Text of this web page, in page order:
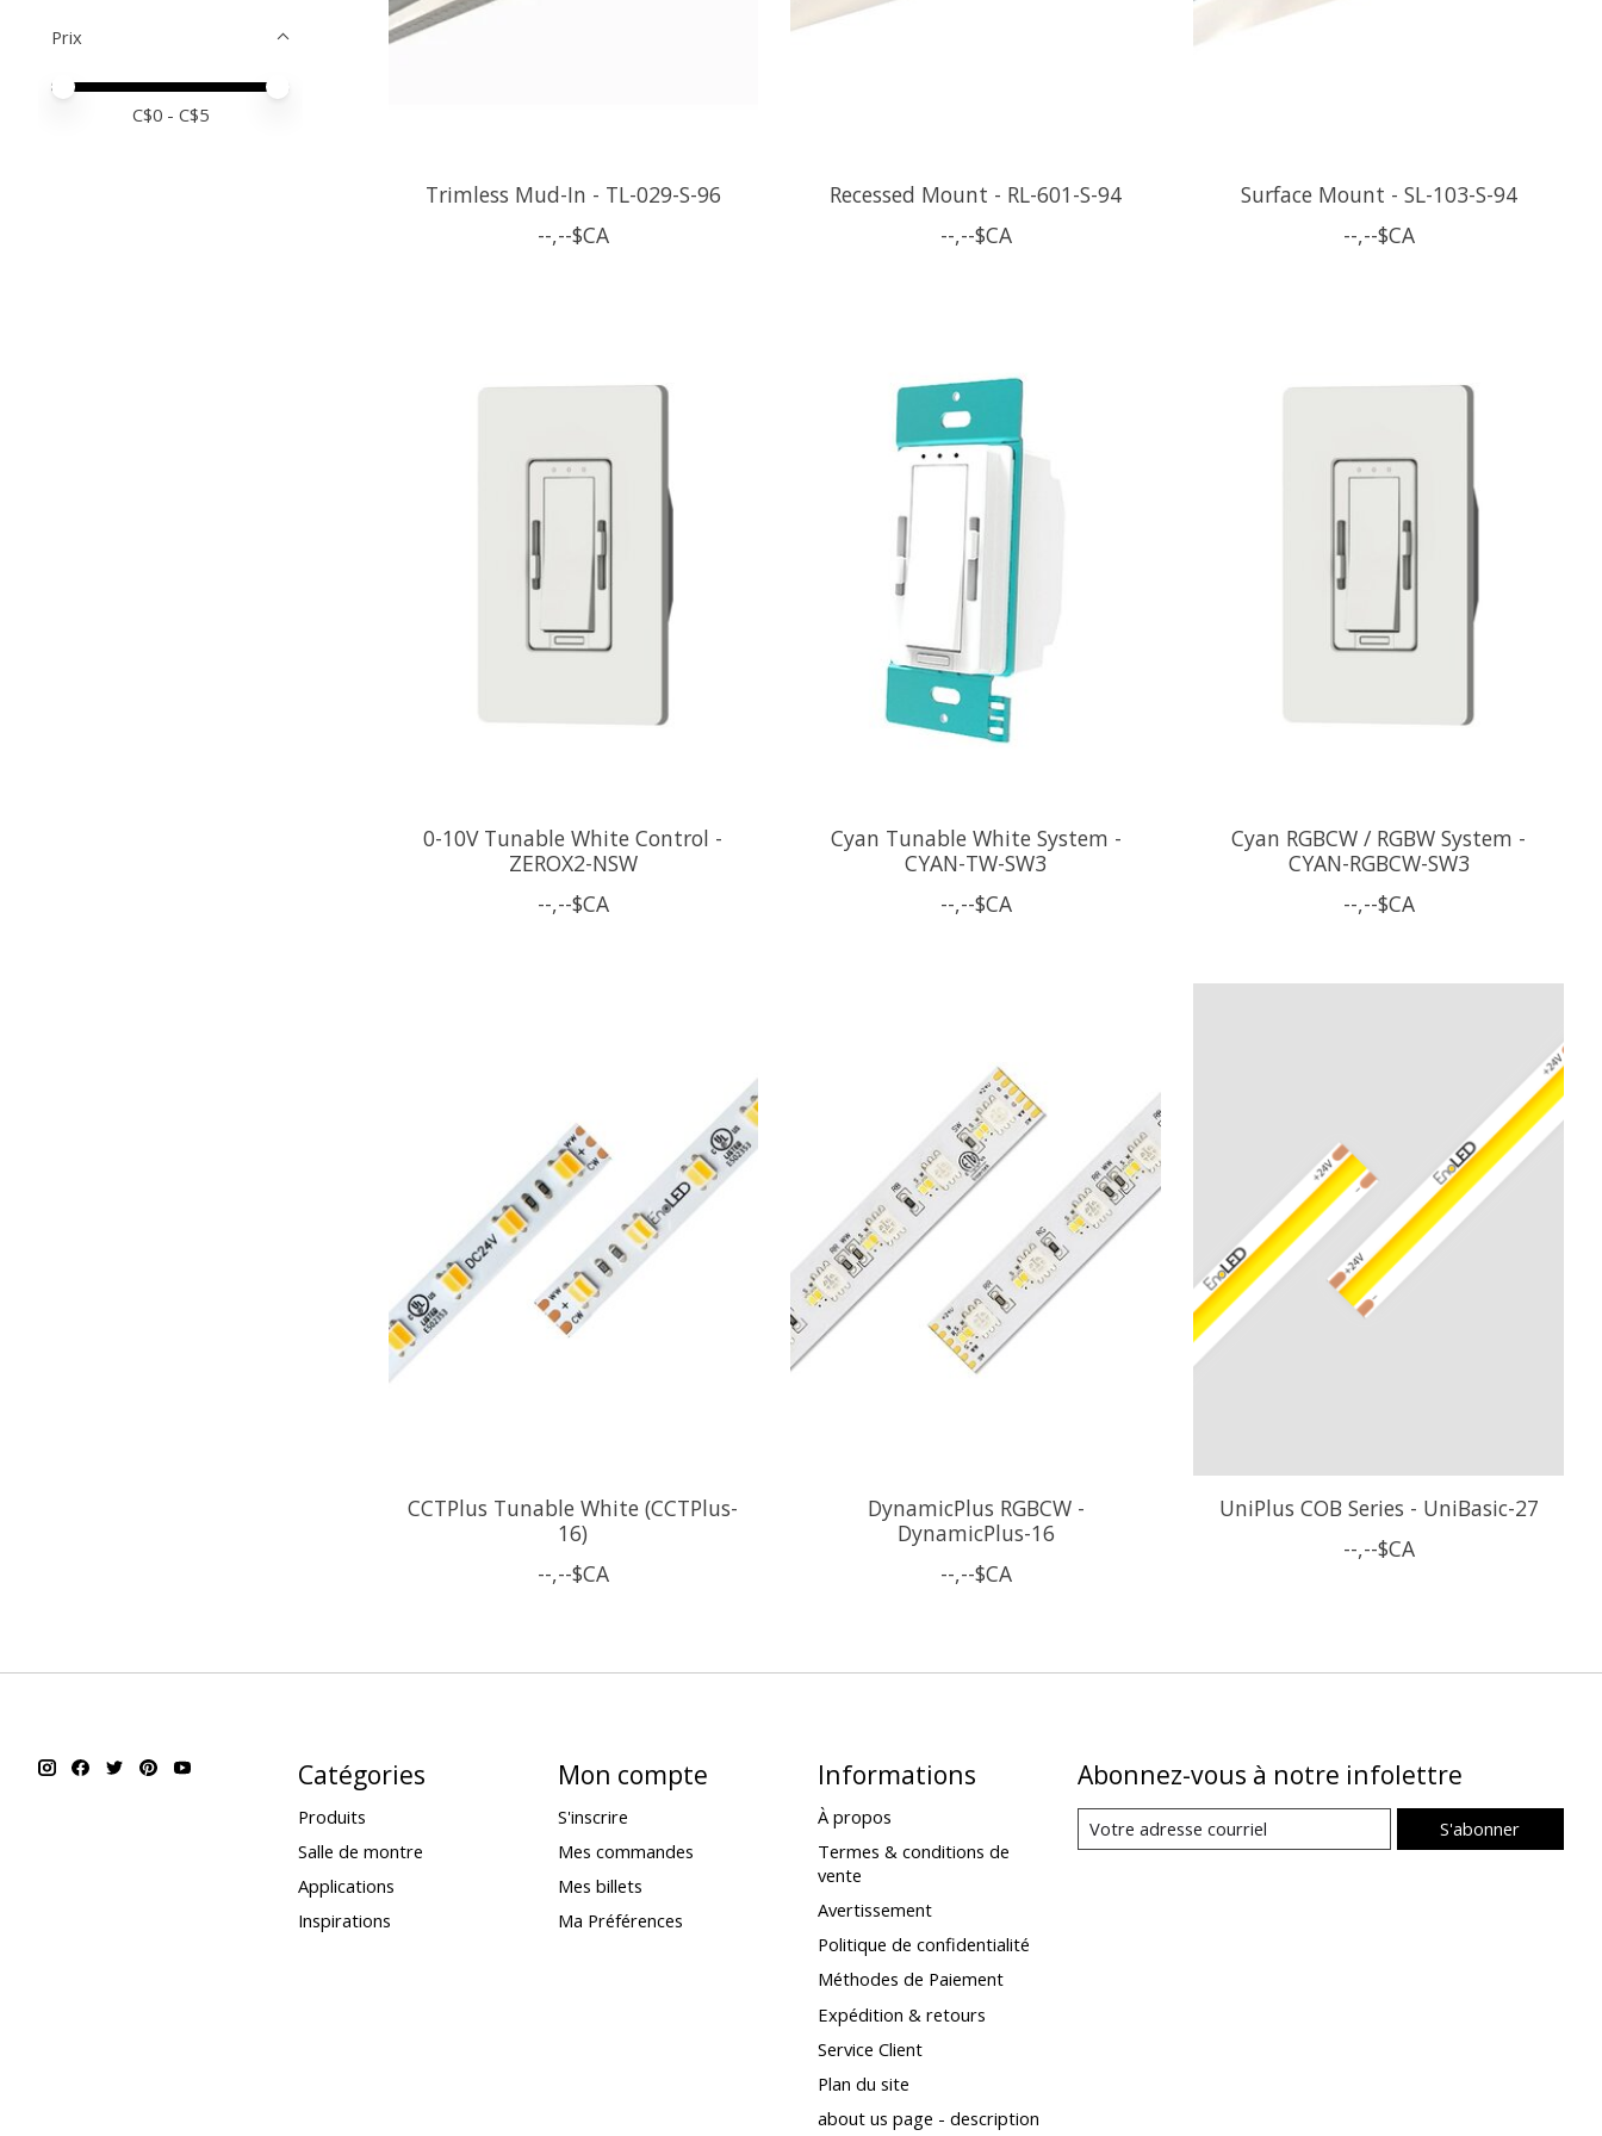
Prix
Prix minimum
Price maximum value
C$0 - C$5
Trimless Mud-In - TL-029-S-96
--,--$CA
Recessed Mount - RL-601-S-94
--,--$CA
Surface Mount - SL-103-S-94
--,--$CA
0-10V Tunable White Control -
ZEROX2-NSW
--,--$CA
Cyan Tunable White System -
CYAN-TW-SW3
--,--$CA
Cyan RGBCW / RGBW System -
CYAN-RGBCW-SW3
--,--$CA
CCTPlus Tunable White (CCTPlus-
16)
--,--$CA
DynamicPlus RGBCW -
DynamicPlus-16
--,--$CA
UniPlus COB Series - UniBasic-27
--,--$CA
Catégories
Produits
Salle de montre
Applications
Inspirations
Mon compte
S'inscrire
Mes commandes
Mes billets
Ma Préférences
Informations
À propos
Termes & conditions de
vente
Avertissement
Politique de confidentialité
Méthodes de Paiement
Expédition & retours
Service Client
Plan du site
about us page - description
Abonnez-vous à notre infolettre
S'abonner